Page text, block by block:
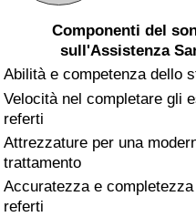
Componenti del
sull'Assistenza
Abilità e competenza dello
Velocità nel completare gli
referti
Attrezzature per una
trattamento
Accuratezza e
referti
ad Aqaba
Criminalità
Indice del Tasso di
Indice della Criminalità
Indice di criminalità per
Assistenza Sanitaria